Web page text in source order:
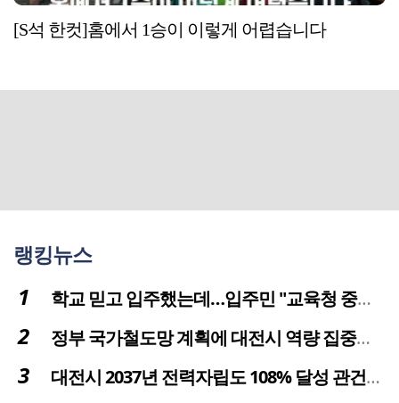
[S석 한컷]홈에서 1승이 이렇게 어렵습니다
랭킹뉴스
학교 믿고 입주했는데…입주민 "교육청 중재 나서라"
정부 국가철도망 계획에 대전시 역량 집중해야
대전시 2037년 전력자립도 108% 달성 관건은 '주민 수용성'